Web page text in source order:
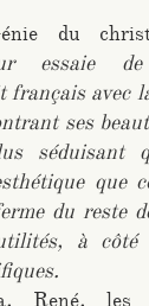
du
essaie
français avec
ses
séduisant
que
du reste
à côté